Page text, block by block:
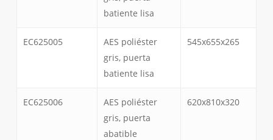
batiente lisa
EC625005
AES poliéster
gris, puerta
batiente lisa
545x655x265
EC625006
AES poliéster
gris, puerta
abatible
620x810x320